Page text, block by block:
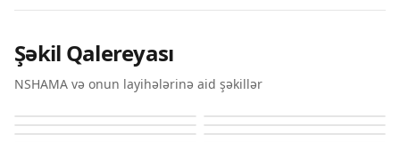
Şəkil Qalereyası
NSHAMA və onun layihələrinə aid şəkillər
Address Grand Downtown Address Grand Downtown
Address Grand Downtown Address Grand Downtown